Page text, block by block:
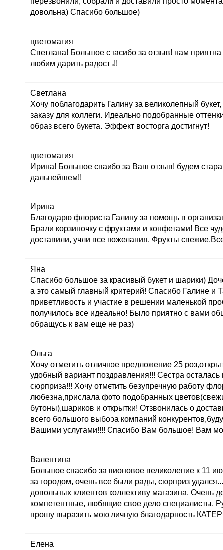
довольна) Спасибо большое)
цветомагия
Светлана! Большое спасибо за отзыв! нам
любим дарить радость!!
Светлана
Хочу поблагодарить Галину за великолепный
заказу для коллеги. Идеально подобранные
образ всего букета. Эффект восторга достигнут!
цветомагия
Ирина! Большое спаибо за Ваш отзыв! будем
дальнейшем!!
Ирина
Благодарю флориста Галину за помощь в
Брали корзиночку с фруктами и конфетами! Все
доставили, учли все пожелания. Фрукты
Яна
Спасибо большое за красивый букет и шарики)
а это самый главный критерий! Спасибо Галине и
приветливость и участие в решении маленькой
получилось все идеально! Было приятно с вами
обращусь к вам еще не раз)
Ольга
Хочу отметить отличное предложение 25
удобный вариант поздравления!!! Сестра осталась
сюрприза!!! Хочу отметить безупречную работу
любезна,прислала фото подобранных
бутоны),шариков и открытки! Отзвонилась о
всего большого выбора компаний
Вашими услугами!!!! Спасибо Вам большое! Вам
Валентина
Большое спасибо за пионовое великолепие к 11
за городом, очень все были рады, сюрприз
довольных клиентов коллективу магазина. Очень
компетентные, любящие свое дело специалисты.
прошу выразить мою личную благодарность
Елена